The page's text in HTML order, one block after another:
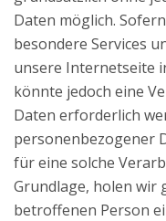
Daten möglich.
besondere Services
unsere Internetseite
könnte jedoch eine
Daten erforderlich
personenbezogener
für eine solche
Grundlage, holen wir
betroffenen Person